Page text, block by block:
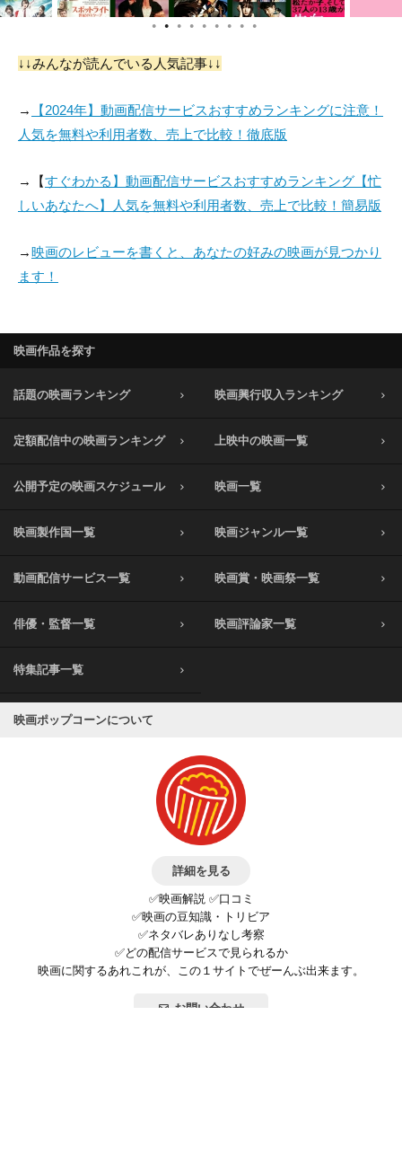
● ● ● ● ● ● ● ● ●
↓↓みんなが読んでいる人気記事↓↓
→
【2024年】動画配信サービスおすすめランキングに注意！
人気を無料や利用者数、売上で比較！徹底版
→【すぐわかる】動画配信サービスおすすめランキング【忙
しいあなたへ】人気を無料や利用者数、売上で比較！簡易版
→映画のレビューを書くと、あなたの好みの映画が見つかり
ます！
映画作品を探す
話題の映画ランキング 映画興行収入ランキング
定額配信中の映画ランキング 上映中の映画一覧
公開予定の映画スケジュール 映画一覧
映画製作国一覧 映画ジャンル一覧
動画配信サービス一覧 映画賞・映画祭一覧
俳優・監督一覧 映画評論家一覧
特集記事一覧
映画ポップコーンについて
詳細を見る
✅映画解説 ✅口コミ
✅映画の豆知識・トリビア
✅ネタバレありなし考察
✅どの配信サービスで見られるか
映画に関するあれこれが、この１サイトでぜーんぶ出来ます。
お問い合わせ